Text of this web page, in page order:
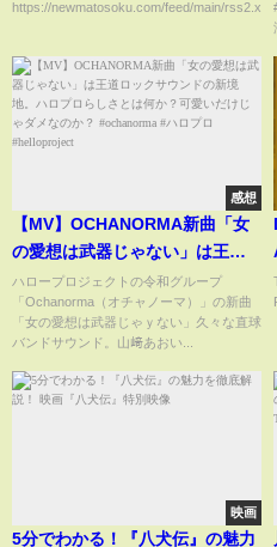
https://newmatosoku.com/feed/main/
感想
【MV】OCHANORMA新曲「女
の愛想は武器じゃない」は王道
ロックサウンドの新境地。ハロ
プロらしさとは何か？可愛いだ
けじゃダメなのか？
#helloproject
ハロープロジェクトの令和グループ
「Ochanorma（オチャノーマ）」の新曲
「女の愛想は武器じゃｙない」久々な直球
バンドサウンド。山﨑あおい...
映画
5分でわかる！『八犬伝』の魅力